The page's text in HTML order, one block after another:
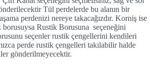
Tül perdelerde bu alanın bir
perdenizi nereye takacağızdır. Korniş ise
Rustik Borusuna seçeneğini
seçenler rustik çengellerini kendileri
perde rustik çengelleri takılabilir halde
gönderilmeyecektir.